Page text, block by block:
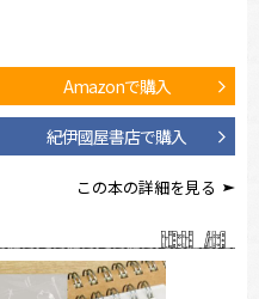
Amazonで購入
紀伊國屋書店で購入
この本の詳細を見る